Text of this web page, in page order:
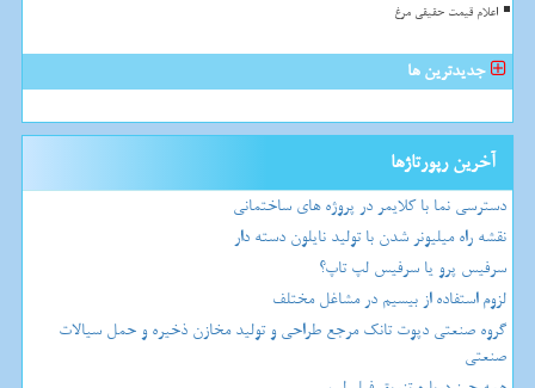
اعلام قیمت حقیقی مرغ
جدیدترین ها
آخرین رپورتاژها
دسترسی نما با کلایمر در پروژه های ساختمانی
نقشه راه میلیونر شدن با تولید نایلون دسته دار
سرفیس پرو یا سرفیس لپ تاپ؟
لزوم استفاده از بیسیم در مشاغل مختلف
گروه صنعتی دپوت تانک مرجع طراحی و تولید مخازن ذخیره و حمل سیالات
صنعتی